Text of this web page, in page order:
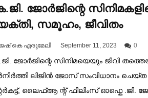
ജോർജിന്റെ
സമൂഹം, ജീവിതം
കെ എരുമേലി September 11, 2023 0
ജോർജിന്റെ സിനിമയെയും ജീവി
ലിജിൻ ജോസ് സംവിധാനം ചെയ്ത
ലൈഫ്ആ ന്റ് ഫിലിംസ് ഓഫ്കെ .ജി.